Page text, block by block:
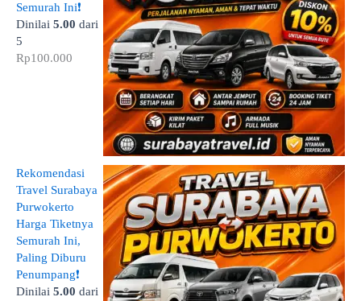
Semurah Ini❗
Dinilai 5.00 dari
5
Rp100.000
Rekomendasi
Travel Surabaya
Purwokerto
Harga Tiketnya
Semurah Ini,
Paling Diburu
Penumpang❗
Dinilai 5.00 dari